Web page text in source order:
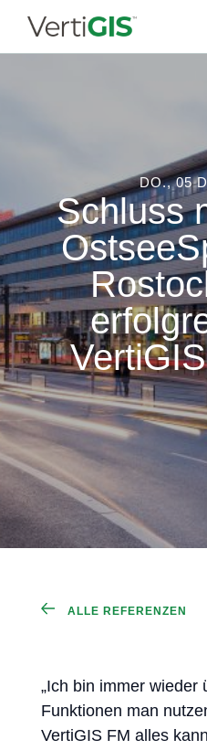
DO., 05
Schluss
ALLE REFERENZEN
„Ich bin immer wieder
Funktionen man
VertiGIS FM alles